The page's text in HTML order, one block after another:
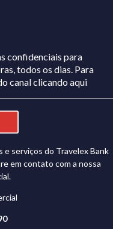
confidenciais para
todos os dias. Para
canalclicando aqui
serviços do Travelex Bank
em contato com a nossa